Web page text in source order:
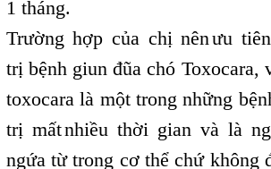
1 tháng.
Trường hợp của chị nên,ưu
trị bệnh giun đũa chó Toxocara,
toxocara là một trong những
trị mất,nhiều thời gian và là
ngứa từ trong cơ thể chứ không